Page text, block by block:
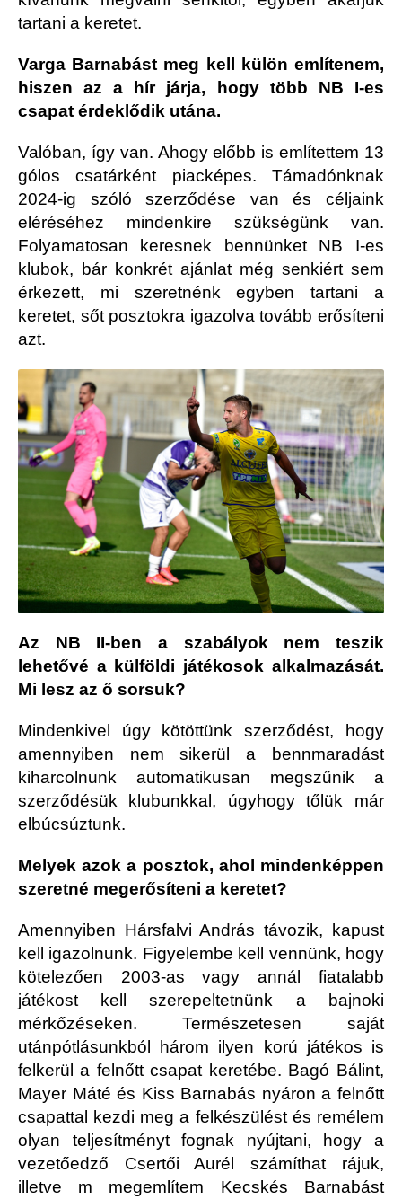
tartani a keretet.
Varga Barnabást meg kell külön említenem,
hiszen az a hír járja, hogy több NB I-es
csapat érdeklődik utána.
Valóban, így van. Ahogy előbb is említettem 13
gólos csatárként piacképes. Támadónknak
2024-ig szóló szerződése van és céljaink
eléréséhez mindenkire szükségünk van.
Folyamatosan keresnek bennünket NB I-es
klubok, bár konkrét ajánlat még senkiért sem
érkezett, mi szeretnénk egyben tartani a
keretet, sőt posztokra igazolva tovább erősíteni
azt.
Az NB II-ben a szabályok nem teszik
lehetővé a külföldi játékosok alkalmazását.
Mi lesz az ő sorsuk?
Mindenkivel úgy kötöttünk szerződést, hogy
amennyiben nem sikerül a bennmaradást
kiharcolnunk automatikusan megszűnik a
szerződésük klubunkkal, úgyhogy tőlük már
elbúcsúztunk.
Melyek azok a posztok, ahol mindenképpen
szeretné megerősíteni a keretet?
Amennyiben Hársfalvi András távozik, kapust
kell igazolnunk. Figyelembe kell vennünk, hogy
kötelezően 2003-as vagy annál fiatalabb
játékost kell szerepeltetnünk a bajnoki
mérkőzéseken. Természetesen saját
utánpótlásunkból három ilyen korú játékos is
felkerül a felnőtt csapat keretébe. Bagó Bálint,
Mayer Máté és Kiss Barnabás nyáron a felnőtt
csapattal kezdi meg a felkészülést és remélem
olyan teljesítményt fognak nyújtani, hogy a
vezetőedző Csertői Aurél számíthat rájuk,
illetve m megemlítem Kecskés Barnabást